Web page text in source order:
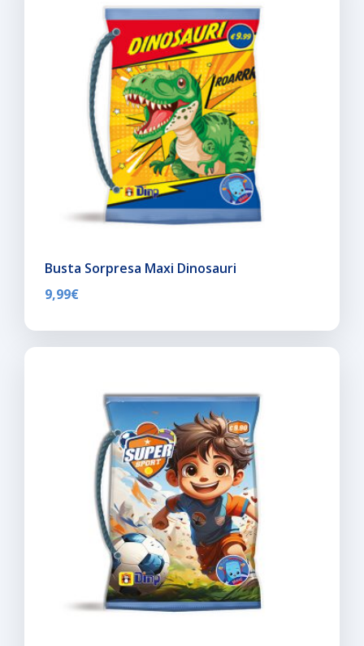
Busta Sorpresa Maxi Dinosauri
9,99€